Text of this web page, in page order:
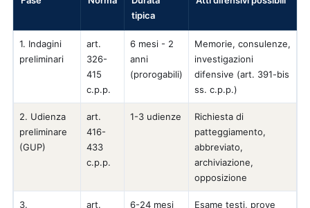
tipica
1. Indagini
preliminari
art.
326-
415
c.p.p.
6 mesi - 2
anni
(prorogabili)
Memorie, consulenze,
investigazioni
difensive (art. 391-bis
ss. c.p.p.)
2. Udienza
preliminare
(GUP)
art.
416-
433
c.p.p.
1-3 udienze
Richiesta di
patteggiamento,
abbreviato,
archiviazione,
opposizione
3.
art.
6-24 mesi
Esame testi, prove